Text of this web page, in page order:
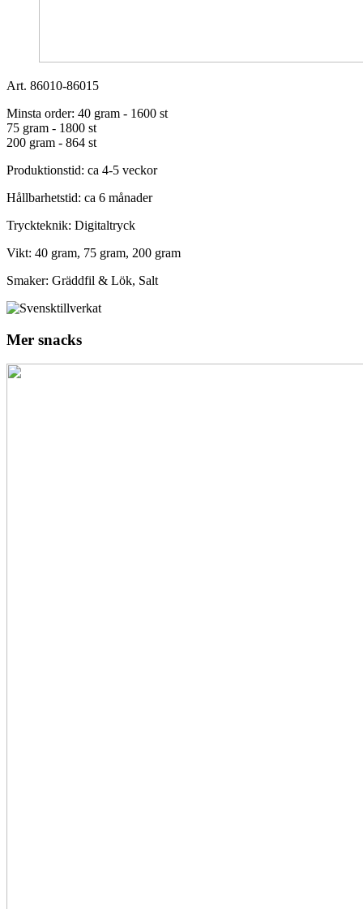
Art. 86010-86015
Minsta order: 40 gram - 1600 st
75 gram - 1800 st
200 gram - 864 st
Produktionstid: ca 4-5 veckor
Hållbarhetstid: ca 6 månader
Tryckteknik: Digitaltryck
Vikt: 40 gram, 75 gram, 200 gram
Smaker: Gräddfil & Lök, Salt
Mer snacks